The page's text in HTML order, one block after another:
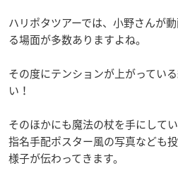
ハリポタツアーでは、小野さんが
る場面が多数ありますよね。
その度にテンションが上がってい
い！
そのほかにも魔法の杖を手にして
指名手配ポスター風の写真なども
様子が伝わってきます。